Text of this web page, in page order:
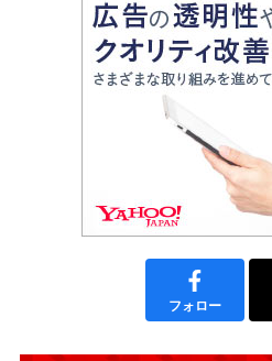
フォロー